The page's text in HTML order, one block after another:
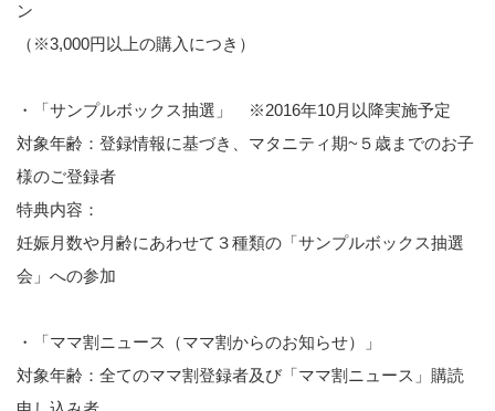
ン
（※3,000円以上の購入につき）
・「サンプルボックス抽選」 ※2016年10月以降実施予定
対象年齢：登録情報に基づき、マタニティ期~５歳までのお子
様のご登録者
特典内容：
妊娠月数や月齢にあわせて３種類の「サンプルボックス抽選
会」への参加
・「ママ割ニュース（ママ割からのお知らせ）」
対象年齢：全てのママ割登録者及び「ママ割ニュース」購読